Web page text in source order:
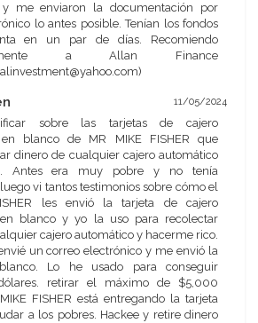
y me enviaron la documentación por
lo antes posible. Tenían los fondos
en un par de días. Recomiendo
a Allan Finance
11/05/2024
sobre las tarjetas de cajero
blanco de MR MIKE FISHER que
dinero de cualquier cajero automático
Antes era muy pobre y no tenía
vi tantos testimonios sobre cómo el
les envió la tarjeta de cajero
blanco y yo la uso para recolectar
cajero automático y hacerme rico.
un correo electrónico y me envió la
Lo he usado para conseguir
retirar el máximo de $5,000
FISHER está entregando la tarjeta
a los pobres. Hackee y retire dinero